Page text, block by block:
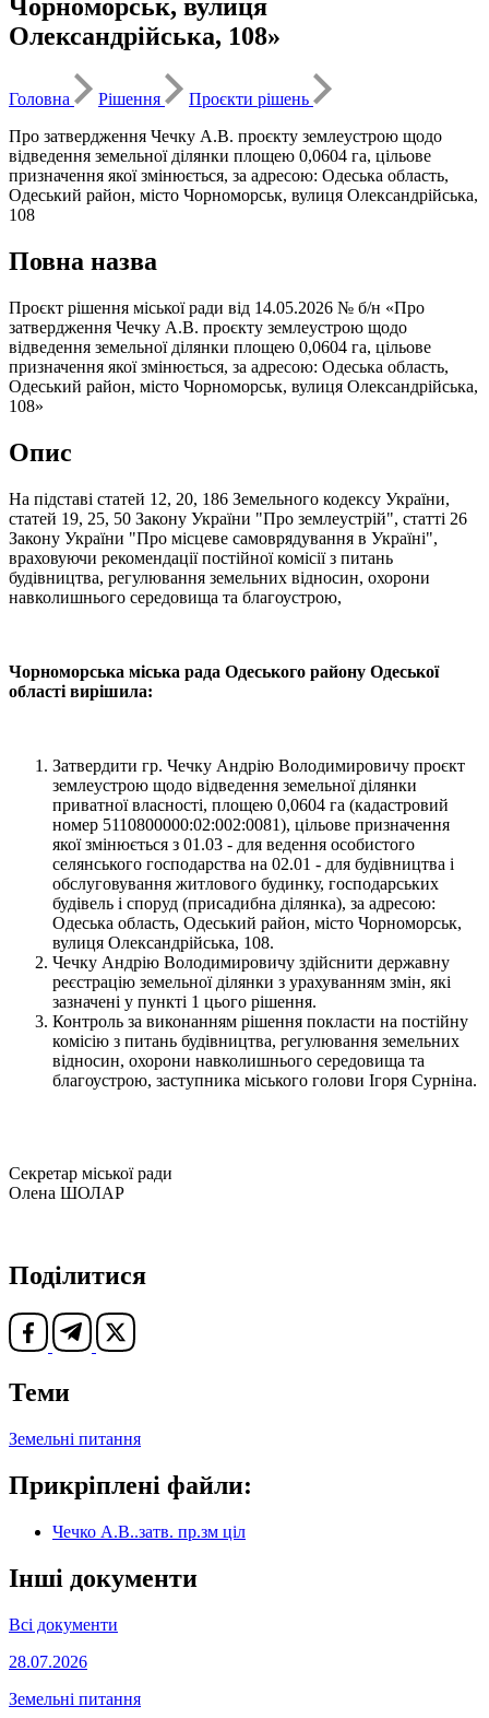
Чорноморськ, вулиця
Олександрійська, 108»
Головна Рішення
Проєкти рішень
Про затвердження Чечку А.В. проєкту землеустрою щодо
відведення земельної ділянки площею 0,0604 га, цільове
призначення якої змінюється, за адресою: Одеська область,
Одеський район, місто Чорноморськ, вулиця Олександрійська,
108
Повна назва
Проєкт рішення міської ради від 14.05.2026 № б/н «Про
затвердження Чечку А.В. проєкту землеустрою щодо
відведення земельної ділянки площею 0,0604 га, цільове
призначення якої змінюється, за адресою: Одеська область,
Одеський район, місто Чорноморськ, вулиця Олександрійська,
108»
Опис
На підставі статей 12, 20, 186 Земельного кодексу України,
статей 19, 25, 50 Закону України "Про землеустрій", статті 26
Закону України "Про місцеве самоврядування в Україні",
враховуючи рекомендації постійної комісії з питань
будівництва, регулювання земельних відносин, охорони
навколишнього середовища та благоустрою,
Чорноморська міська рада Одеського району Одеської
області вирішила:
Затвердити гр. Чечку Андрію Володимировичу проєкт
землеустрою щодо відведення земельної ділянки
приватної власності, площею 0,0604 га (кадастровий
номер 5110800000:02:002:0081), цільове призначення
якої змінюється з 01.03 - для ведення особистого
селянського господарства на 02.01 - для будівництва і
обслуговування житлового будинку, господарських
будівель і споруд (присадибна ділянка), за адресою:
Одеська область, Одеський район, місто Чорноморськ,
вулиця Олександрійська, 108.
Чечку Андрію Володимировичу здійснити державну
реєстрацію земельної ділянки з урахуванням змін, які
зазначені у пункті 1 цього рішення.
Контроль за виконанням рішення покласти на постійну
комісію з питань будівництва, регулювання земельних
відносин, охорони навколишнього середовища та
благоустрою, заступника міського голови Ігоря Сурніна.
Секретар міської ради
Олена ШОЛАР
Поділитися
Теми
Земельні питання
Прикріплені файли:
Чечко А.В..затв. пр.зм ціл
Інші документи
Всі документи
28.07.2026
Земельні питання